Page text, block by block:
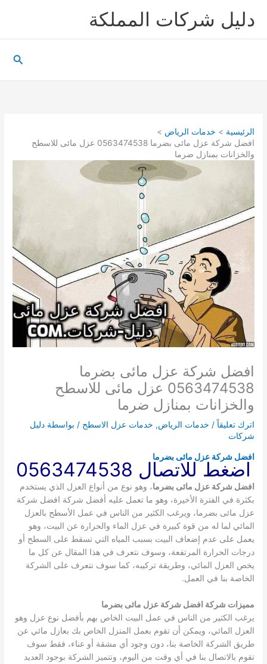
دليل شركات المملكة
الرئيسية
خدمات الرياض
افضل شركة عزل مائى بضرما 0563474538 عزل مائى للاسطح
والخزانات بمنازل ضرما
افضل شركة عزل مائى بضرما
0563474538 عزل مائى للاسطح
والخزانات بمنازل ضرما
اترك تعليقاً / خدمات الرياض, خدمات عزل الاسطح / بواسطة دليل
شركات
افضل شركة عزل مائى بضرما
اضغط للاتصال 0563474538
افضل شركة عزل مائى بضرما، وهو نوع من أنواع العزل الذي يستخدم
بكثرة في الفترة الأخيرة، وهو ما تعمل عليه أفضل شركة افضل شركة
عزل مائى بضرما، ويرغب الكثير من الناس في عمل الأسطح بالعزل
المائي لما له من قوة كبيرة في عزل الماء والحرارة عن البيت، وهو
يعمل على عدم إضعاف البيت بسبب المياه التي تسقط على السطح أو
درجات الحرارة المرتفعة، وسوف نتعرف في هذا المقال عن كل ما
يخص العزل المائي، وطريقة تركيبه، كما سوف نتعرف على الشركة
الخاصة بنا في العمل.
مميزات شركة افضل شركة عزل مائى بضرما
يرغب الكثير من الناس في عمل البيت الخاص بهم بأفضل نوع عزل وهو
العزل المائي، ويمكن أن تقوم بعمل المنزل الخاص بك بعازل مائي عن
طريق الشركة الخاصة بنا، دون وجود أي مشقة أو عناء، فقط سوف
تقوم بالاتصال بنا في أي وقت من اليوم، وتتميز الشركة بوجود العديد